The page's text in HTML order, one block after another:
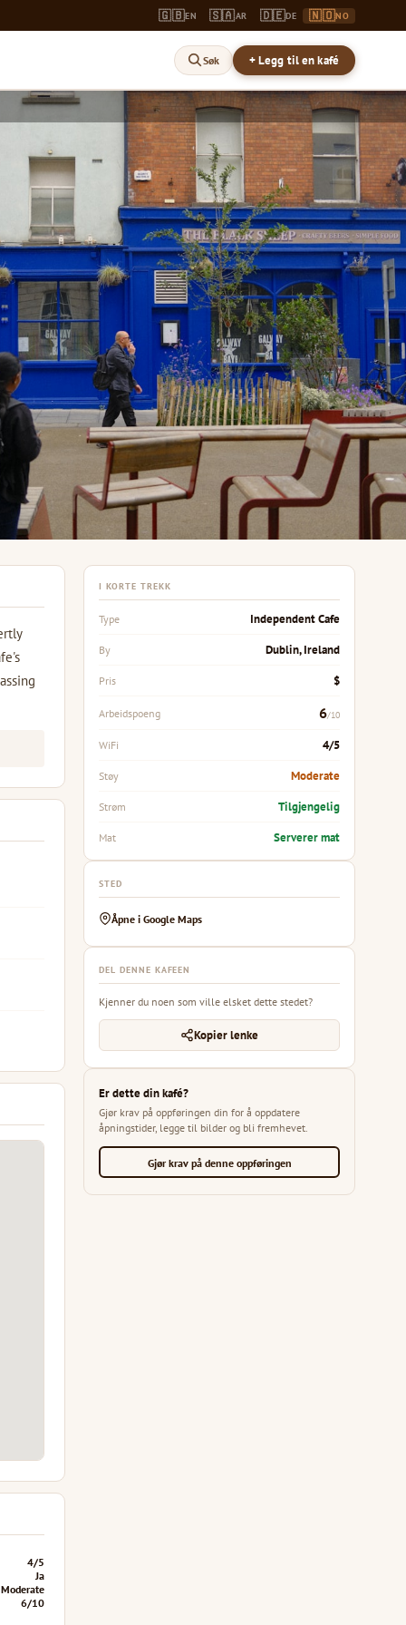
🇬🇧EN 🇸🇦AR 🇩🇪DE 🇳🇴NO
Søk + Legg til en kafé
4/5
Ja
Moderate
6/10
I KORTE TREKK
Type Independent Cafe
By Dublin, Ireland
Pris $
Arbeidspoeng 6/10
WiFi 4/5
Støy Moderate
Strøm Tilgjengelig
Mat Serverer mat
STED
Åpne i Google Maps
DEL DENNE KAFEEN
Kjenner du noen som ville elsket dette stedet?
Kopier lenke
Er dette din kafé?
Gjør krav på oppføringen din for å oppdatere
åpningstider, legge til bilder og bli fremhevet.
Gjør krav på denne oppføringen